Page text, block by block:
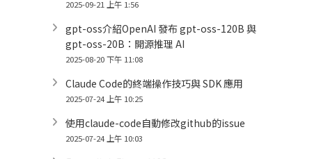
2025-09-21 上午 1:56
gpt-oss介紹OpenAI 發布 gpt-oss-120B 與
gpt-oss-20B：開源推理 AI
2025-08-20 下午 11:08
Claude Code的終端操作技巧與 SDK 應用
2025-07-24 上午 10:25
使用claude-code自動修改github的issue
2025-07-24 上午 10:03